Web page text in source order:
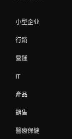
小型企业
行銷
營運
IT
產品
銷售
醫療保健